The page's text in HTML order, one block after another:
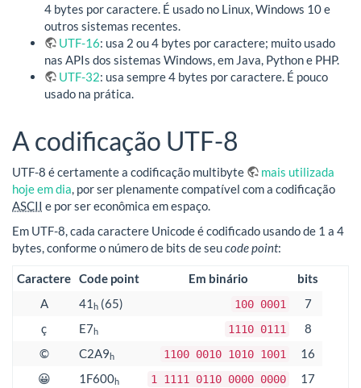
4 bytes por caractere. É usado no Linux, Windows 10 e
outros sistemas recentes.
UTF-16: usa 2 ou 4 bytes por caractere; muito usado
nas APIs dos sistemas Windows, em Java, Python e PHP.
UTF-32: usa sempre 4 bytes por caractere. É pouco
usado na prática.
A codificação UTF-8
UTF-8 é certamente a codificação multibyte
mais utilizada
hoje em dia, por ser plenamente compatível com a codificação
ASCII e por ser econômica em espaço.
Em UTF-8, cada caractere Unicode é codificado usando de 1 a 4
bytes, conforme o número de bits de seucode point:
Caractere Code point Em binário
bits
A
41 h (65) 100 0001
7
ç
E7h 1110 0111
8
©
C2A9h 1100 0010 1010 1001
16
😀
1F600h 1 1111 0110 0000 0000 17